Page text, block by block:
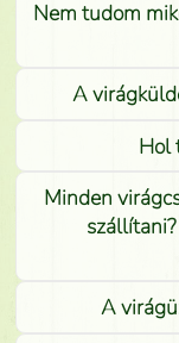
Nem tudom
A
Hol
Minden
A